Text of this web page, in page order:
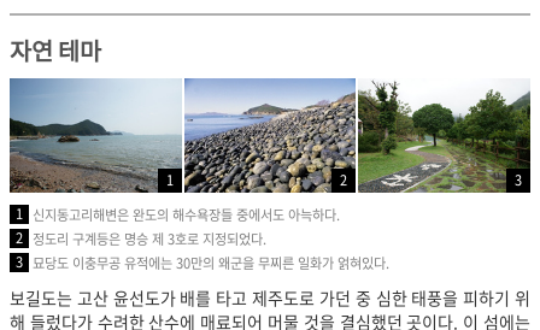
자연 테마
1 2
3
1 신지동고리해변은 완도의 해수욕장들 중에서도 아늑하다.
2 정도리 구계등은 명승 제 3호로 지정되었다.
3 묘당도 이충무공 유적에는 30만의 왜군을 무찌른 일화가 얽혀있다.
보길도는 고산 윤선도가 배를 타고 제주도로 가던 중 심한 태풍을 피하기 위
해 들렀다가 수려한 산수에 매료되어 머물 것을 결심했던 곳이다. 이 섬에는